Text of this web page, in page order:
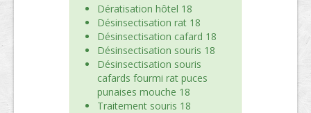
Dératisation hôtel 18
Désinsectisation rat 18
Désinsectisation cafard 18
Désinsectisation souris 18
Désinsectisation souris
cafards fourmi rat puces
punaises mouche 18
Traitement souris 18